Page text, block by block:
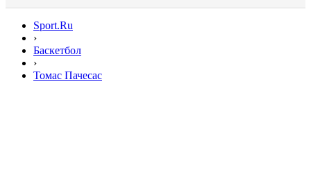
Sport.Ru
›
Баскетбол
›
Томас Пачесас